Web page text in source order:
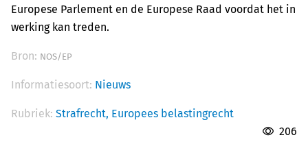
Europese Parlement en de Europese Raad voordat het in
werking kan treden.
Bron: NOS/EP
Informatiesoort: Nieuws
Rubriek: Strafrecht, Europees belastingrecht
206